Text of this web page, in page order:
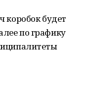
коробок будет
по графику